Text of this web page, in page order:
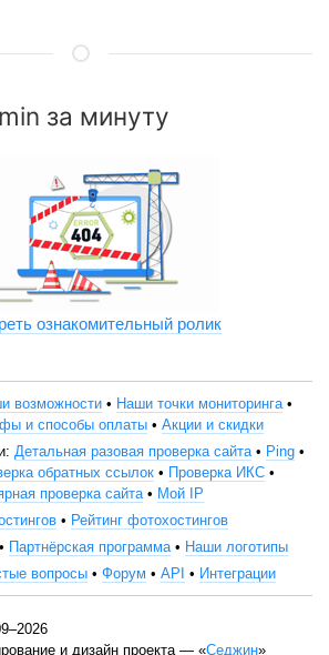
за минуту
ознакомительный ролик
возможности • Наши точки мониторинга •
и способы оплаты • Акции и скидки
Детальная разовая проверка сайта• Ping•
обратных ссылок • Проверка ИКС •
проверка сайта • Мой IP
• Рейтинг фотохостингов
Партнёрская программа• Наши логотипы
вопросы• Форум • API • Интеграции
и дизайн проекта — «Седжин»